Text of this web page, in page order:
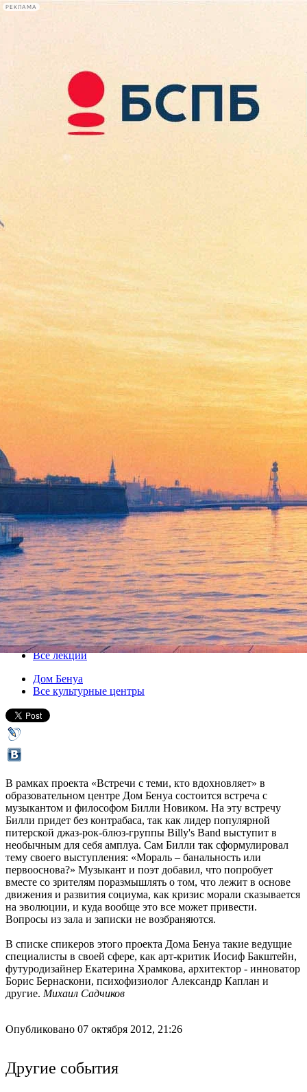
РЕКЛАМА
Сегодня:
2026.08.07
11:44
Афиша Plus
Встреча с музыкантом и
философом Билли Новиком
08 октября 2012, понедельник,19.00
Версия для печати
Все лекции
Дом Бенуа
Все культурные центры
В рамках проекта «Встречи с теми, кто вдохновляет» в
образовательном центре Дом Бенуа состоится встреча с
музыкантом и философом Билли Новиком. На эту встречу
Билли придет без контрабаса, так как лидер популярной
питерской джаз-рок-блюз-группы Billy's Band выступит в
необычным для себя амплуа. Сам Билли так сформулировал
тему своего выступления: «Мораль – банальность или
первооснова?» Музыкант и поэт добавил, что попробует
вместе со зрителям поразмышлять о том, что лежит в основе
движения и развития социума, как кризис морали сказывается
на эволюции, и куда вообще это все может привести.
Вопросы из зала и записки не возбраняются.
В списке спикеров этого проекта Дома Бенуа такие ведущие
специалисты в своей сфере, как арт-критик Иосиф Бакштейн,
футуродизайнер Екатерина Храмкова, архитектор - инноватор
Борис Бернаскони, психофизиолог Александр Каплан и
другие. Михаил Садчиков
Опубликовано 07 октября 2012, 21:26
Другие события